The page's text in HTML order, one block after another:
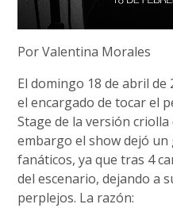
Por Valentina Morales
El domingo 18 de abril de
el encargado de tocar el
Stage de la versión
embargo el show dejó
fanáticos, ya que tras 4
del escenario, dejando a
perplejos. La razón: